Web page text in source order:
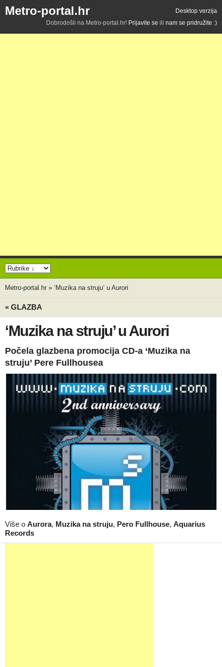
Metro-portal.hr
Desktop verzija
Dobrodošli na Metro-portal.hr! Prijavite se ili nam se pridružite :)
Metro-portal.hr » ‘Muzika na struju’ u Aurori
« GLAZBA
‘Muzika na struju’ u Aurori
Počela glazbena promocija CD-a ‘Muzika na
struju’ Pere Fullhousea
Više o Aurora, Muzika na struju, Pero Fullhouse, Aquarius
Records